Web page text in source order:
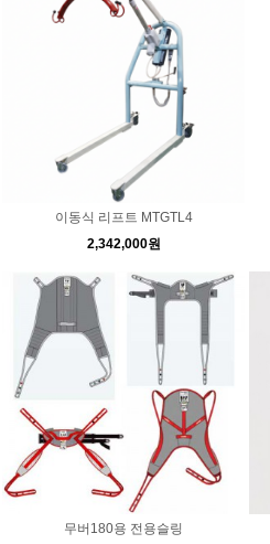
이동식 리프트 MTGTL4
2,342,000원
무버180용 전용슬링